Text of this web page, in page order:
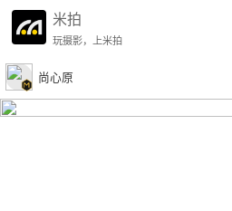
米拍
玩摄影，上米拍
尚心原